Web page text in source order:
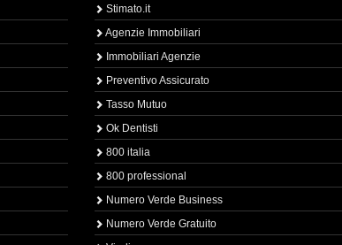
Stimato.it
Agenzie Immobiliari
Immobiliari Agenzie
Preventivo Assicurato
Tasso Mutuo
Ok Dentisti
800 italia
800 professional
Numero Verde Business
Numero Verde Gratuito